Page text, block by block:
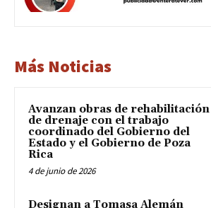
Más Noticias
Avanzan obras de rehabilitación
de drenaje con el trabajo
coordinado del Gobierno del
Estado y el Gobierno de Poza
Rica
4 de junio de 2026
Designan a Tomasa Alemán